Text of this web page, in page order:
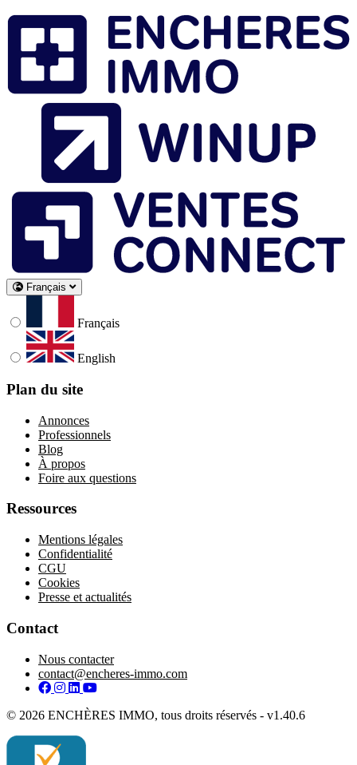
Français
Français
English
Plan du site
Annonces
Professionnels
Blog
À propos
Foire aux questions
Ressources
Mentions légales
Confidentialité
CGU
Cookies
Presse et actualités
Contact
Nous contacter
contact@encheres-immo.com
Facebook
Instagram
LinkedIn
YouTube
© 2026 ENCHÈRES IMMO, tous droits réservés - v1.40.6